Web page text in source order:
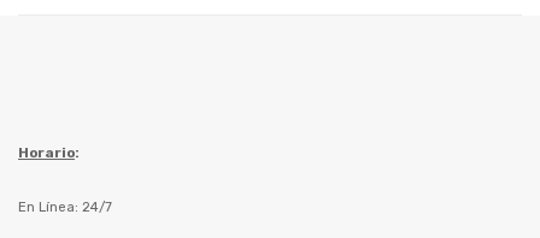
Horario:
En Línea: 24/7